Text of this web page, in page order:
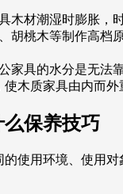
木材潮湿时膨胀，
胡桃木等制作高
家具的水分是无
木质家具由内而外
保养技巧
使用环境、使用